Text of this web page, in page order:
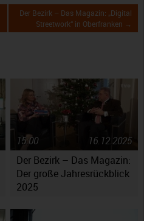
Der Bezirk – Das Magazin: „Digital
Streetwork“ in Oberfranken →
Der Bezirk – Das Magazin:
Der große Jahresrückblick
2025
16.12.2025
15:00